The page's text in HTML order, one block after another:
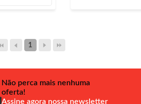
1
Não perca mais nenhuma
oferta!
Assine agora nossa newsletter